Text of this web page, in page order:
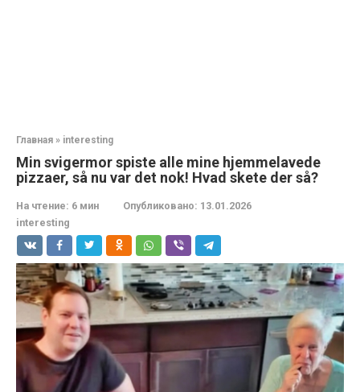
Главная » interesting
Min svigermor spiste alle mine hjemmelavede
pizzaer, så nu var det nok! Hvad skete der så?
На чтение: 6 мин Опубликовано: 13.01.2026
interesting